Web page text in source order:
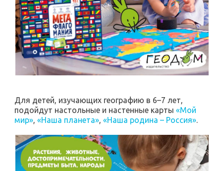
Для детей, изучающих географию в 6–7 лет,
подойдут настольные и настенные карты «Мой
мир» «Наша планета» «Наша родина – Россия»